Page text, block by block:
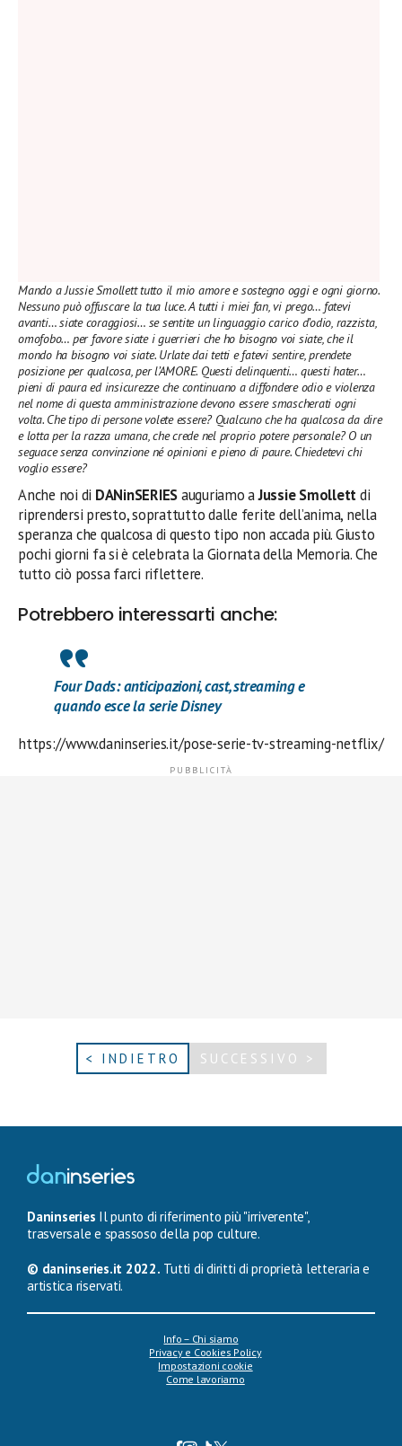
Mando a Jussie Smollett tutto il mio amore e sostegno oggi e ogni giorno.
Nessuno può offuscare la tua luce. A tutti i miei fan, vi prego… fatevi
avanti… siate coraggiosi… se sentite un linguaggio carico d’odio, razzista,
omofobo… per favore siate i guerrieri che ho bisogno voi siate, che il
mondo ha bisogno voi siate. Urlate dai tetti e fatevi sentire, prendete
posizione per qualcosa, per l’AMORE. Questi delinquenti… questi hater…
pieni di paura ed insicurezze che continuano a diffondere odio e violenza
nel nome di questa amministrazione devono essere smascherati ogni
volta. Che tipo di persone volete essere? Qualcuno che ha qualcosa da dire
e lotta per la razza umana, che crede nel proprio potere personale? O un
seguace senza convinzione né opinioni e pieno di paure. Chiedetevi chi
voglio essere?
Anche noi di DANinSERIESauguriamo aJussie Smollettdi
riprendersi presto, soprattutto dalle ferite dell’anima, nella
speranza che qualcosa di questo tipo non accada più. Giusto
pochi giorni fa si è celebrata la Giornata della Memoria. Che
tutto ciò possa farci riflettere.
Potrebbero interessarti anche:
Four Dads: anticipazioni, cast, streaming e
quando esce la serie Disney
https://www.daninseries.it/pose-serie-tv-streaming-netflix/
< INDIETRO SUCCESSIVO >
Daninseries Il punto di riferimento più "irriverente",
trasversale e spassoso della pop culture.
© daninseries.it 2022. Tutti di diritti di proprietà letteraria e
artistica riservati.
Info – Chi siamo
Privacy e Cookies Policy
Impostazioni cookie
Come lavoriamo